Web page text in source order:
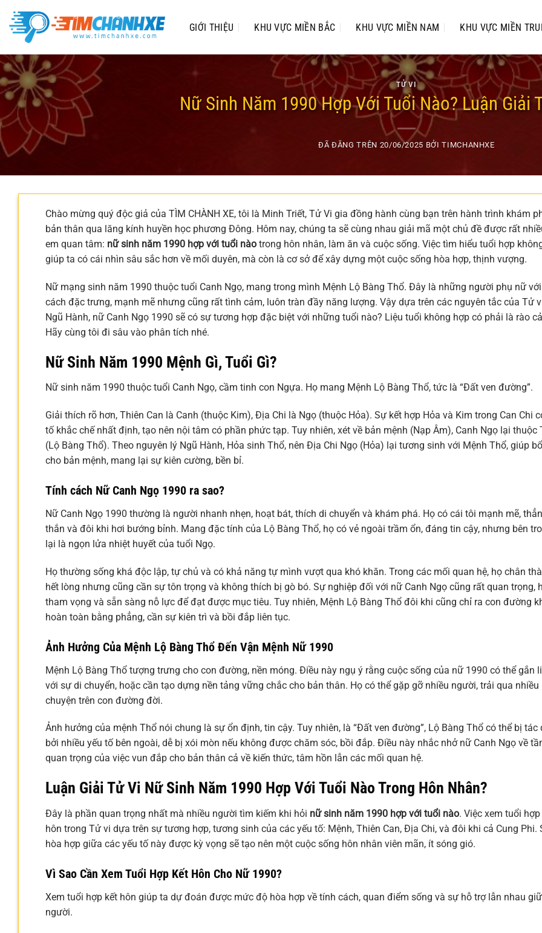
đến
nội
dung
GIỚI THIỆU KHU VỰC MIỀN BẮC KHU VỰC MIỀN NAM KHU VỰC MIỀN
TỬ VI
Nữ Sinh Năm 1990 Hợp Với Tuổi Nào? Luận Giải
ĐÃ ĐĂNG TRÊN 20/06/2025 BỞITIMCHANHXE
Chào mừng quý độc giả của TÌM CHÀNH XE, tôi là Minh Triết, Tử Vi gia đồng hành cùng bạn trên hành trình khám
bản thân qua lăng kính huyền học phương Đông. Hôm nay, chúng ta sẽ cùng nhau giải mã một chủ đề được rất
em quan tâm: nữ sinh năm 1990 hợp với tuổi nào trong hôn nhân, làm ăn và cuộc sống. Việc tìm hiểu tuổi hợp
giúp ta có cái nhìn sâu sắc hơn về mối duyên, mà còn là cơ sở để xây dựng một cuộc sống hòa hợp, thịnh vượng.
Nữ mạng sinh năm 1990 thuộc tuổi Canh Ngọ, mang trong mình Mệnh Lộ Bàng Thổ. Đây là những người phụ nữ
cách đặc trưng, mạnh mẽ nhưng cũng rất tình cảm, luôn tràn đầy năng lượng. Vậy dựa trên các nguyên tắc của Tử
Ngũ Hành, nữ Canh Ngọ 1990 sẽ có sự tương hợp đặc biệt với những tuổi nào? Liệu tuổi không hợp có phải là rào
Hãy cùng tôi đi sâu vào phân tích nhé.
Nữ Sinh Năm 1990 Mệnh Gì, Tuổi Gì?
Nữ sinh năm 1990 thuộc tuổi Canh Ngọ, cầm tinh con Ngựa. Họ mang Mệnh Lộ Bàng Thổ, tức là “Đất ven đường”.
Giải thích rõ hơn, Thiên Can là Canh (thuộc Kim), Địa Chi là Ngọ (thuộc Hỏa). Sự kết hợp Hỏa và Kim trong Can Chi
tố khắc chế nhất định, tạo nên nội tâm có phần phức tạp. Tuy nhiên, xét về bản mệnh (Nạp Âm), Canh Ngọ lại thuộc
(Lộ Bàng Thổ). Theo nguyên lý Ngũ Hành, Hỏa sinh Thổ, nên Địa Chi Ngọ (Hỏa) lại tương sinh với Mệnh Thổ, giúp
cho bản mệnh, mang lại sự kiên cường, bền bỉ.
Tính cách Nữ Canh Ngọ 1990 ra sao?
Nữ Canh Ngọ 1990 thường là người nhanh nhẹn, hoạt bát, thích di chuyển và khám phá. Họ có cái tôi mạnh mẽ,
thắn và đôi khi hơi bướng bỉnh. Mang đặc tính của Lộ Bàng Thổ, họ có vẻ ngoài trầm ổn, đáng tin cậy, nhưng bên
lại là ngọn lửa nhiệt huyết của tuổi Ngọ.
Họ thường sống khá độc lập, tự chủ và có khả năng tự mình vượt qua khó khăn. Trong các mối quan hệ, họ chân
hết lòng nhưng cũng cần sự tôn trọng và không thích bị gò bó. Sự nghiệp đối với nữ Canh Ngọ cũng rất quan trọng,
tham vọng và sẵn sàng nỗ lực để đạt được mục tiêu. Tuy nhiên, Mệnh Lộ Bàng Thổ đôi khi cũng chỉ ra con đường
hoàn toàn bằng phẳng, cần sự kiên trì và bồi đắp liên tục.
Ảnh Hưởng Của Mệnh Lộ Bàng Thổ Đến Vận Mệnh Nữ 1990
Mệnh Lộ Bàng Thổ tượng trưng cho con đường, nền móng. Điều này ngụ ý rằng cuộc sống của nữ 1990 có thể gắn
với sự di chuyển, hoặc cần tạo dựng nền tảng vững chắc cho bản thân. Họ có thể gặp gỡ nhiều người, trải qua nhiều
chuyện trên con đường đời.
Ảnh hưởng của mệnh Thổ nói chung là sự ổn định, tin cậy. Tuy nhiên, là “Đất ven đường”, Lộ Bàng Thổ có thể bị tác
bởi nhiều yếu tố bên ngoài, dễ bị xói mòn nếu không được chăm sóc, bồi đắp. Điều này nhắc nhở nữ Canh Ngọ về
quan trọng của việc vun đắp cho bản thân cả về kiến thức, tâm hồn lẫn các mối quan hệ.
Luận Giải Tử Vi Nữ Sinh Năm 1990 Hợp Với Tuổi Nào Trong Hôn Nhân?
Đây là phần quan trọng nhất mà nhiều người tìm kiếm khi hỏi nữ sinh năm 1990 hợp với tuổi nào. Việc xem tuổi
hôn trong Tử vi dựa trên sự tương hợp, tương sinh của các yếu tố: Mệnh, Thiên Can, Địa Chi, và đôi khi cả Cung Phi.
hòa hợp giữa các yếu tố này được kỳ vọng sẽ tạo nên một cuộc sống hôn nhân viên mãn, ít sóng gió.
Vì Sao Cần Xem Tuổi Hợp Kết Hôn Cho Nữ 1990?
Xem tuổi hợp kết hôn giúp ta dự đoán được mức độ hòa hợp về tính cách, quan điểm sống và sự hỗ trợ lẫn nhau
người.